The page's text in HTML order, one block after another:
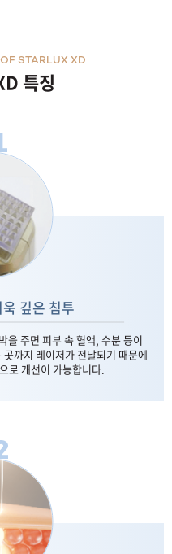
STARLUX XD
특징
깊은 침투
을 주면 피부 속 혈액, 수분 등이
까지 레이저가 전달되기 때문에
로 개선이 가능합니다.